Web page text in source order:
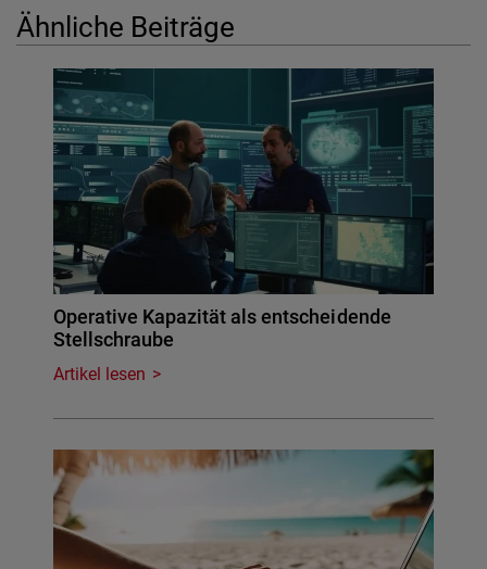
Ähnliche Beiträge
Operative Kapazität als entscheidende
Stellschraube
Artikel lesen